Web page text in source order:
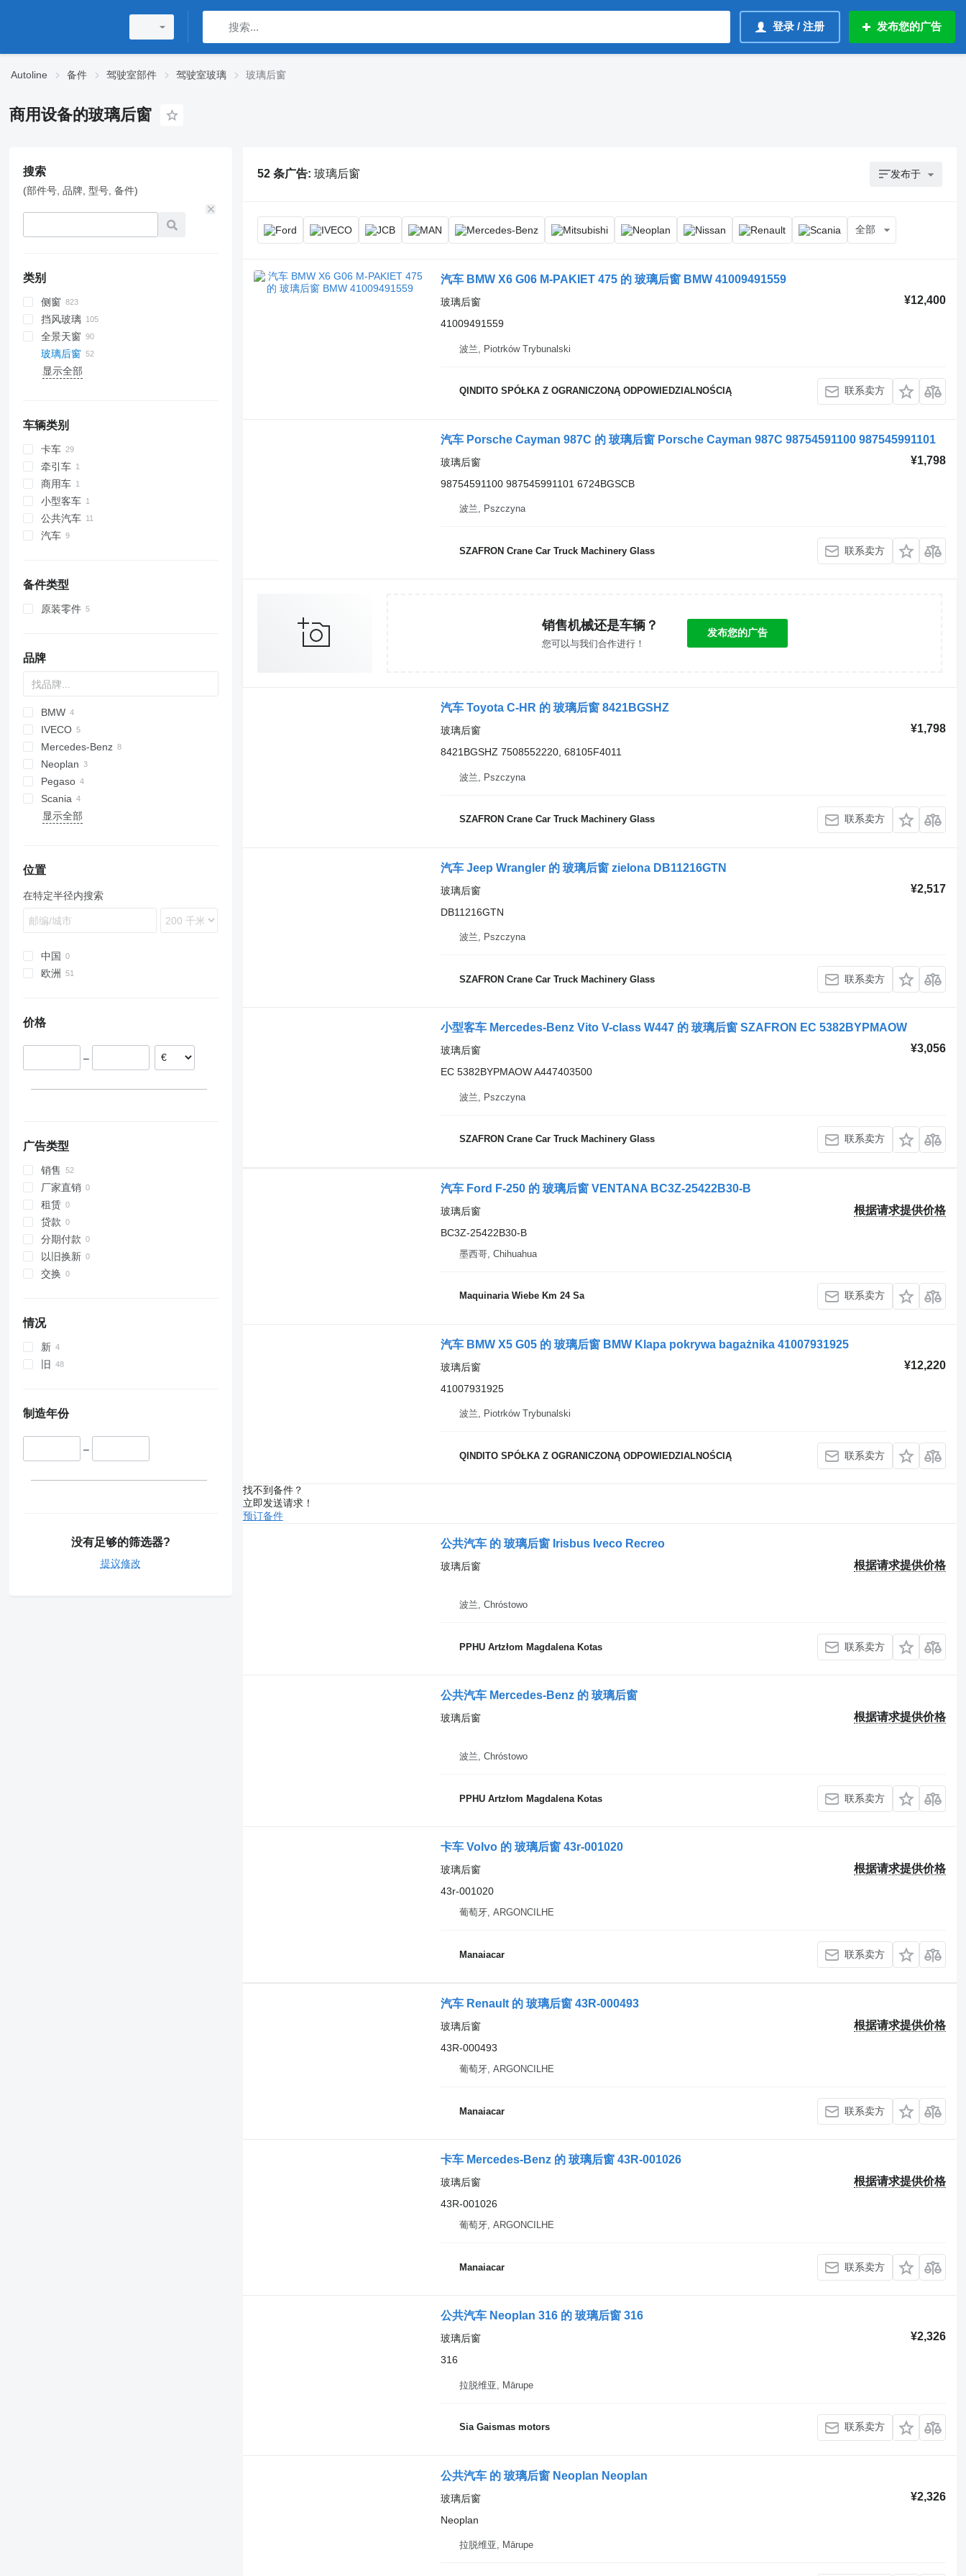
登录 / 注册 发布您的广告
Autoline 备件 驾驶室部件 驾驶室玻璃 玻璃后窗
商用设备的玻璃后窗
搜索
(部件号, 品牌, 型号, 备件)
类别
侧窗
挡风玻璃
全景天窗
玻璃后窗
显示全部
车辆类别
卡车
牵引车
商用车
小型客车
公共汽车
汽车
备件类型
原装零件
品牌
BMW
4-Series
M-Series
X-Series
Transit
IVECO
Daily
Recreo
3CX
Wrangler
A-series
Mercedes-Benz
Integro
Intouro
Vito
Neoplan
Atleon
Cabstar
Pegaso
Midliner
Scania
R-series
C-HR
Golf
8700
显示全部
位置
在特定半径内搜索
中国
欧洲
葡萄牙
价格
–
广告类型
销售
厂家直销
租赁
贷款
分期付款
以旧换新
交换
情况
新
旧
制造年份
–
没有足够的筛选器?
提议修改
52 条广告: 玻璃后窗 发布于
全部
汽车 BMW X6 G06 M-PAKIET 475 的 玻璃后窗 BMW 41009491559
¥12,400
玻璃后窗
41009491559
波兰, Piotrków Trybunalski
QINDITO SPÓŁKA Z OGRANICZONĄ ODPOWIEDZIALNOŚCIĄ 联系卖方
汽车 Porsche Cayman 987C 的 玻璃后窗 Porsche Cayman 987C 98754591100 987545991101
¥1,798
玻璃后窗
98754591100 987545991101 6724BGSCB
波兰, Pszczyna
SZAFRON Crane Car Truck Machinery Glass 联系卖方
销售机械还是车辆？
您可以与我们合作进行！
发布您的广告
汽车 Toyota C-HR 的 玻璃后窗 8421BGSHZ
¥1,798
玻璃后窗
8421BGSHZ 7508552220, 68105F4011
波兰, Pszczyna
SZAFRON Crane Car Truck Machinery Glass 联系卖方
汽车 Jeep Wrangler 的 玻璃后窗 zielona DB11216GTN
¥2,517
玻璃后窗
DB11216GTN
波兰, Pszczyna
SZAFRON Crane Car Truck Machinery Glass 联系卖方
小型客车 Mercedes-Benz Vito V-class W447 的 玻璃后窗 SZAFRON EC 5382BYPMAOW
¥3,056
玻璃后窗
EC 5382BYPMAOW A447403500
波兰, Pszczyna
SZAFRON Crane Car Truck Machinery Glass 联系卖方
汽车 Ford F-250 的 玻璃后窗 VENTANA BC3Z-25422B30-B
根据请求提供价格
玻璃后窗
BC3Z-25422B30-B
墨西哥, Chihuahua
Maquinaria Wiebe Km 24 Sa 联系卖方
汽车 BMW X5 G05 的 玻璃后窗 BMW Klapa pokrywa bagażnika 41007931925
¥12,220
玻璃后窗
41007931925
波兰, Piotrków Trybunalski
QINDITO SPÓŁKA Z OGRANICZONĄ ODPOWIEDZIALNOŚCIĄ 联系卖方
找不到备件？
立即发送请求！
预订备件
公共汽车 的 玻璃后窗 Irisbus Iveco Recreo
根据请求提供价格
玻璃后窗
波兰, Chróstowo
PPHU Artzłom Magdalena Kotas 联系卖方
公共汽车 Mercedes-Benz 的 玻璃后窗
根据请求提供价格
玻璃后窗
波兰, Chróstowo
PPHU Artzłom Magdalena Kotas 联系卖方
卡车 Volvo 的 玻璃后窗 43r-001020
根据请求提供价格
玻璃后窗
43r-001020
葡萄牙, ARGONCILHE
Manaiacar 联系卖方
汽车 Renault 的 玻璃后窗 43R-000493
根据请求提供价格
玻璃后窗
43R-000493
葡萄牙, ARGONCILHE
Manaiacar 联系卖方
卡车 Mercedes-Benz 的 玻璃后窗 43R-001026
根据请求提供价格
玻璃后窗
43R-001026
葡萄牙, ARGONCILHE
Manaiacar 联系卖方
公共汽车 Neoplan 316 的 玻璃后窗 316
¥2,326
玻璃后窗
316
拉脱维亚, Mārupe
Sia Gaismas motors 联系卖方
公共汽车 的 玻璃后窗 Neoplan Neoplan
¥2,326
玻璃后窗
Neoplan
拉脱维亚, Mārupe